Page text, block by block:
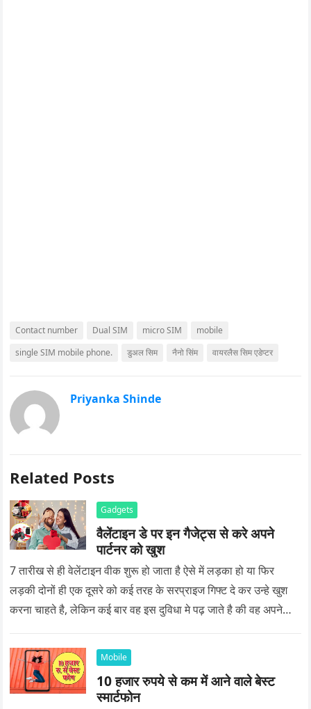
Contact number Dual SIM micro SIM
mobile
single SIM mobile phone.
डुअल सिम नैनो सिंम वायरलैस सिम एडेप्टर
Priyanka Shinde
Related Posts
Gadgets
वैलेंटाइन डे पर इन गैजेट्स से करे अपने
पार्टनर को खुश
7 तारीख से ही वेलेंटाइन वीक शुरू हो जाता है ऐसे में लड़का हो या फिर
लड़की दोनों ही एक दूसरे को कई तरह के सरप्राइज गिफ्ट दे कर उन्हे खुश
करना चाहते है, लेकिन कई बार वह इस दुविधा मे पढ़ जाते है की वह अपने
Mobile
10 हजार रुपये से कम में आने वाले बेस्ट
स्मार्टफोन